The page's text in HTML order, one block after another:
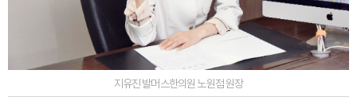
지유진 발머스한의원 노원점 원장